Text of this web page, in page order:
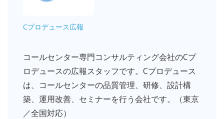
Cプロデュース広報
コールセンター専門コンサルティング会社のCプ
ロデュースの広報スタッフです。Cプロデュース
は、コールセンターの品質管理、研修、設計構
築、運用改善、セミナーを行う会社です。（東京
／全国対応）